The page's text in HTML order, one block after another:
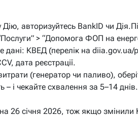
Дію, авторизуйтесь BankID чи
> “Допомога ФОП на
дані: КВЕД (перелік на
дата реєстрації.
(генератор чи паливо),
– і чекайте схвалення за 5–14 днів.
26 січня 2026, тож якщо змінили